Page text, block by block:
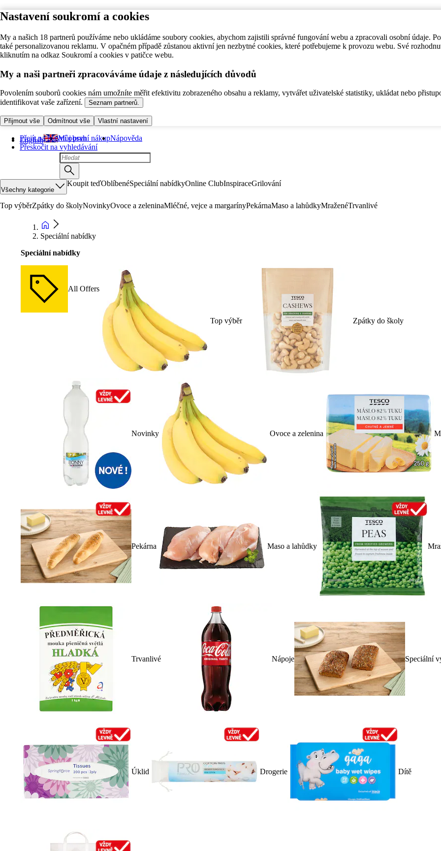
Nastavení soukromí a cookies
My a našich 18 partnerů používáme nebo ukládáme soubory cookies, abychom zajistili správné fungování webu a zpracovali osobní údaje.
také personalizovanou reklamu. V opačném případě zůstanou aktivní jen nezbytné cookies, které potřebujeme k provozu webu. Své
kliknutím na odkaz Soukromí a cookies v patičce webu.
My a naši partneři zpracováváme údaje z následujících důvodů
Povolením souborů cookies nám umožníte měřit efektivitu zobrazeného obsahu a reklamy, vytvářet uživatelské statistiky, ukládat nebo
identifikovat vaše zařízení.
Seznam partnerů.
Přijmout vše Odmítnout vše Vlastní nastavení
Přejít na hlavní obsah
Přeskočit na vyhledávání
English Můj první nákupNápověda
Všechny kategorie
Koupit teďOblíbenéSpeciální nabídkyOnline ClubInspiraceGrilování
Top výběrZpátky do školyNovinkyOvoce a zeleninaMléčné, vejce a margarínyPekárnaMaso a lahůdkyMraženéTrvanlivé
Speciální nabídky
Speciální nabídky
All Offers
Top výběr Zpátky do školy
Novinky Ovoce a zelenina
Pekárna Maso a lahůdky
Trvanlivé Nápoje Speciální
Úklid Drogerie Dítě